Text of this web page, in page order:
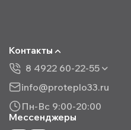
Контакты
8 4922 60-22-55
info@proteplo33.ru
Пн-Вс 9:00-20:00
Мессенджеры